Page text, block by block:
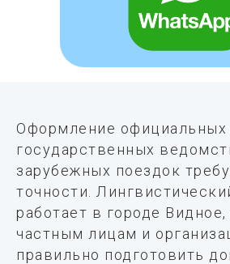
Оформление официальных
государственных
зарубежных поездок
точности.
работает в городе Видное,
частным лицам и
правильно подготовить